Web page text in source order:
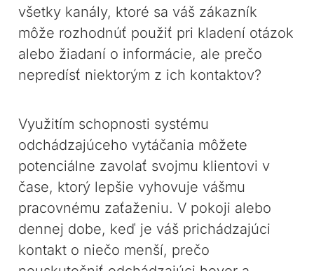
všetky kanály, ktoré sa váš zákazník
môže rozhodnúť použiť pri kladení otázok
alebo žiadaní o informácie, ale prečo
nepredísť niektorým z ich kontaktov?
Využitím schopnosti systému
odchádzajúceho vytáčania môžete
potenciálne zavolať svojmu klientovi v
čase, ktorý lepšie vyhovuje vášmu
pracovnému zaťaženiu. V pokoji alebo
dennej dobe, keď je váš prichádzajúci
kontakt o niečo menší, prečo